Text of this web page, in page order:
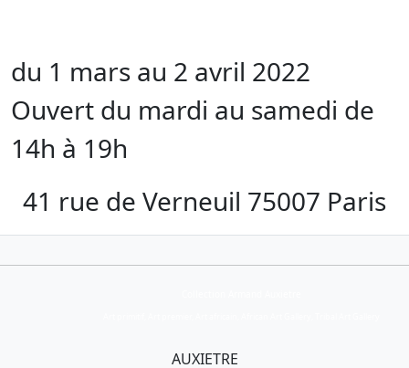
du 1 mars au 2 avril 2022
Ouvert du mardi au samedi de
14h à 19h
41 rue de Verneuil 75007 Paris
AUXIETRE